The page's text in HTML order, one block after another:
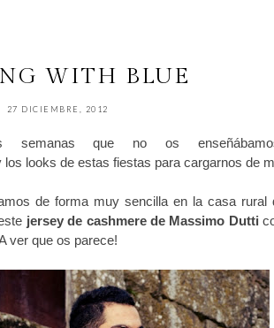
WITH BLUE
27 DICIEMBRE, 2012
semanas que no os
looks de estas fiestas para cargarnos de
de forma muy sencilla en la casa
jersey de cashmerede Massimo Dutti
ver que os parece!